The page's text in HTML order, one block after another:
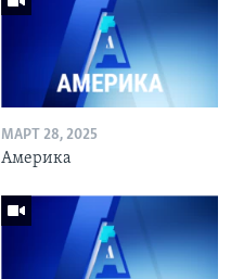
МАРТ 28, 2025
Америка